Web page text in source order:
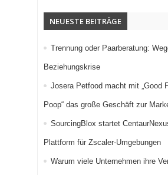
NEUESTE BEITRÄGE
Trennung oder Paarberatung:
Beziehungskrise
Josera Petfood macht mit „Good
Poop“ das große Geschäft zur
SourcingBlox startet
Plattform für Zscaler-Umgebungen
Warum viele Unternehmen ihre